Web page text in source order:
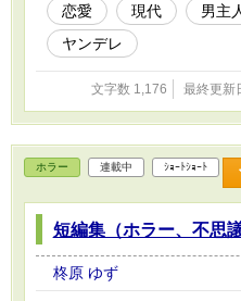
恋愛 現代 男主
ヤンデレ
文字数 1,176 最終更新
ホラー 連載中 ｼｮｰﾄｼｮｰﾄ
短編集（ホラー、不思議
柊原 ゆず